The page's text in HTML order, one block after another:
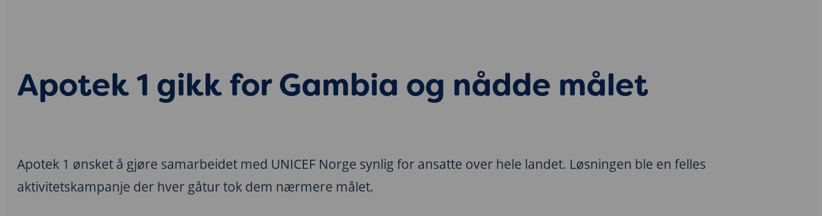
Apotek 1 gikk for Gambia og nådde målet
Apotek 1 ønsket å gjøre samarbeidet med UNICEF Norge synlig for ansatte over hele landet. Løsningen ble en felles
aktivitetskampanje der hver gåtur tok dem nærmere målet.